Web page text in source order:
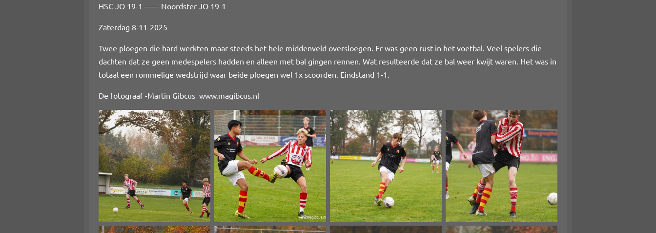
HSC JO 19-1 ------ Noordster JO 19-1
Zaterdag 8-11-2025
Twee ploegen die hard werkten maar steeds het hele middenveld oversloegen. Er was geen rust in het voetbal. Veel spelers die
dachten dat ze geen medespelers hadden en alleen met bal gingen rennen. Wat resulteerde dat ze bal weer kwijt waren. Het was in
totaal een rommelige wedstrijd waar beide ploegen wel 1x scoorden. Eindstand 1-1.
De fotograaf -Martin Gibcus www.magibcus.nl